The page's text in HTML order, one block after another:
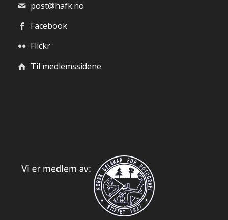
post@hafk.no
Facebook
Flickr
Til medlemssidene